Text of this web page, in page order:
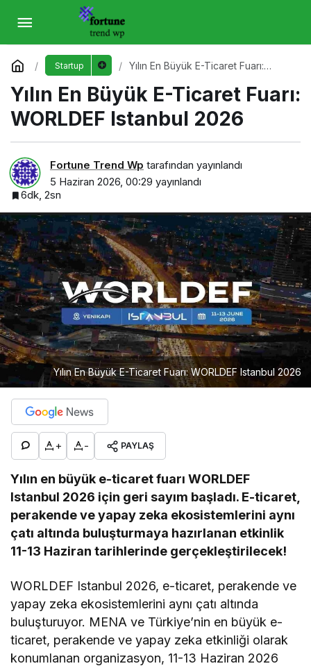
Startup
Yılın En Büyük E-Ticaret Fuarı:
Yılın En Büyük E-Ticaret Fuarı:
WORLDEF Istanbul 2026
Fortune Trend Wp tarafından yayınlandı
5 Haziran 2026, 00:29 yayınlandı
6dk, 2sn
Yılın En Büyük E-Ticaret Fuarı: WORLDEF Istanbul 2026
+ - PAYLAŞ
Yılın en büyük e-ticaret fuarı WORLDEF
Istanbul 2026 için geri sayım başladı. E-ticaret,
perakende ve yapay zeka ekosistemlerini aynı
çatı altında buluşturmaya hazırlanan etkinlik
11-13 Haziran tarihlerinde gerçekleştirilecek!
WORLDEF Istanbul 2026, e-ticaret, perakende ve
yapay zeka ekosistemlerini aynı çatı altında
buluşturuyor. MENA ve Türkiye’nin en büyük e-
ticaret, perakende ve yapay zeka etkinliği olarak
konumlanan organizasyon, 11-13 Haziran 2026
Yılın En Büyük E-Ticaret Fuarı: WORLDEF
Istanbul 2026
Yorum Yap